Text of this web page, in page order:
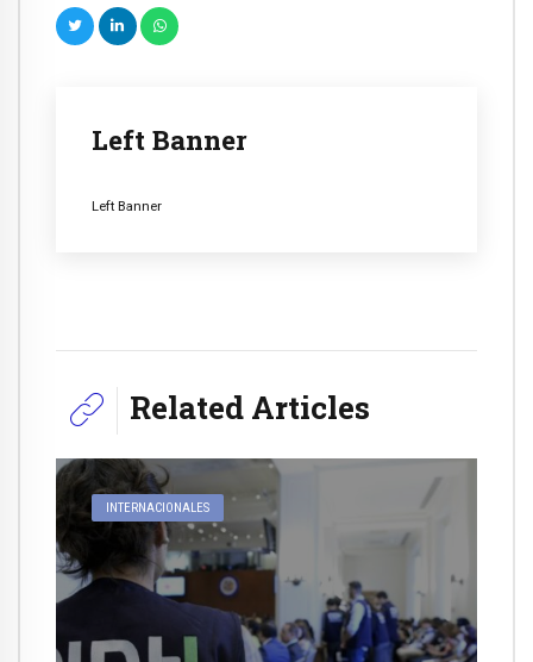
Left Banner
Left Banner
Related Articles
INTERNACIONALES